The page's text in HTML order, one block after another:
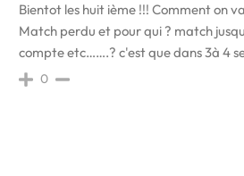
Bientot les huit ième !!! Comment on
Match perdu et pour qui ? match
compte etc…….? c'est que dans 3à 4
0